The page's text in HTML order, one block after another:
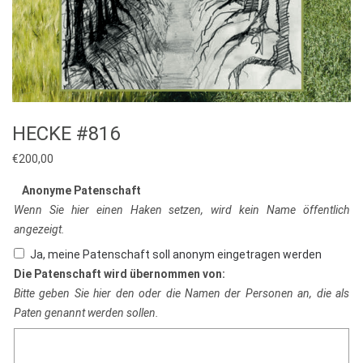
HECKE #816
€200,00
Anonyme Patenschaft
Wenn Sie hier einen Haken setzen, wird kein Name öffentlich
angezeigt.
Ja, meine Patenschaft soll anonym eingetragen werden
Die Patenschaft wird übernommen von:
Bitte geben Sie hier den oder die Namen der Personen an, die als
Paten genannt werden sollen.